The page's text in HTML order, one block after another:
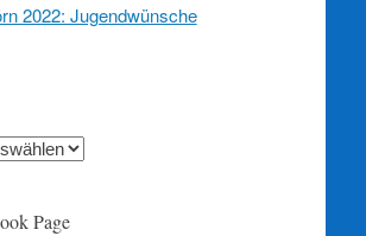
2022: Jugendwünsche
Page